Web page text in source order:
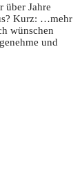
über Jahre
Kurz: …mehr
wünschen
und